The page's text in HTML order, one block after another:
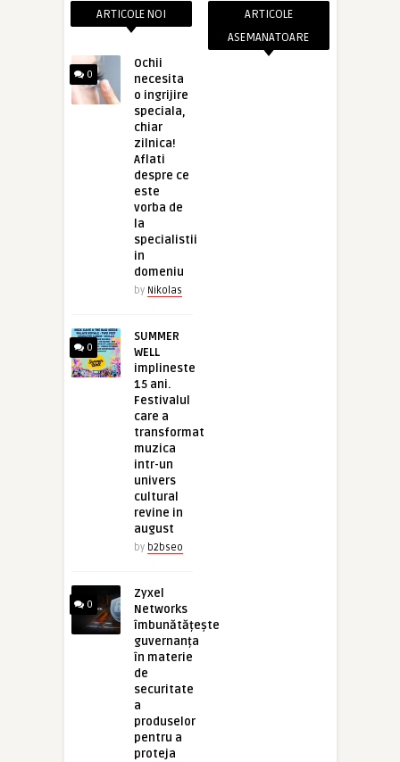
ARTICOLE NOI
0
Ochii
necesita
o ingrijire
speciala,
chiar
zilnica!
Aflati
despre ce
este
vorba de
la
specialistii
in
domeniu
by Nikolas
0
SUMMER
WELL
implineste
15 ani.
Festivalul
care a
transformat
muzica
intr-un
univers
cultural
revine in
august
by b2bseo
0
Zyxel
Networks
îmbunătățește
guvernanța
în materie
de
securitate
a
produselor
pentru a
proteja
ARTICOLE
ASEMANATOARE